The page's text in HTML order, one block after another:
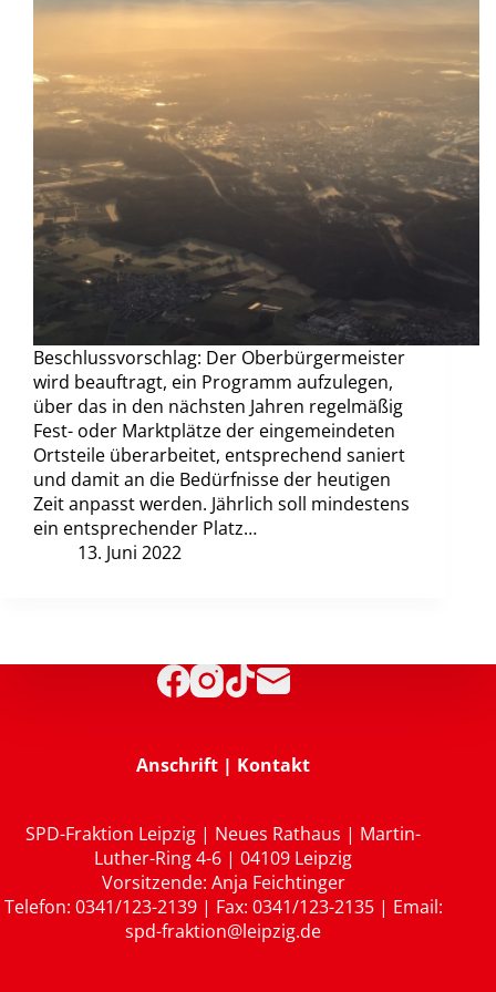
Beschlussvorschlag: Der Oberbürgermeister
wird beauftragt, ein Programm aufzulegen,
über das in den nächsten Jahren regelmäßig
Fest- oder Marktplätze der eingemeindeten
Ortsteile überarbeitet, entsprechend saniert
und damit an die Bedürfnisse der heutigen
Zeit anpasst werden. Jährlich soll mindestens
ein entsprechender Platz…
13. Juni 2022
Anschrift | Kontakt
SPD-Fraktion Leipzig | Neues Rathaus | Martin-
Luther-Ring 4-6 | 04109 Leipzig
Vorsitzende: Anja Feichtinger
Telefon: 0341/123-2139 | Fax: 0341/123-2135 | Email:
spd-fraktion@leipzig.de